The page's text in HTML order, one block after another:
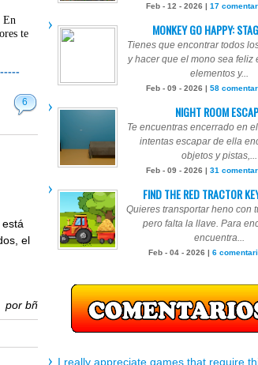
En
te
6
está
el
por bñ
Feb - 12 - 2026 | 17
MONKEY GO HAPPY:
Tienes que encontrar todos
y hacer que el mono sea feliz
elementos y...
Feb - 09 - 2026 | 58
NIGHT ROOM
Te encuentras encerrado en
intentas escapar de ella
objetos y pistas,...
Feb - 09 - 2026 | 31
FIND THE RED TRACTOR
Quieres transportar heno con
pero falta la llave. Para
encuentra...
Feb - 04 - 2026 | 6
I really appreciate games that require